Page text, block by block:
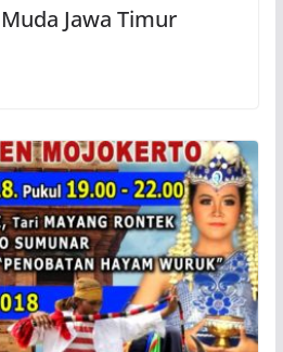
Jawa Timur